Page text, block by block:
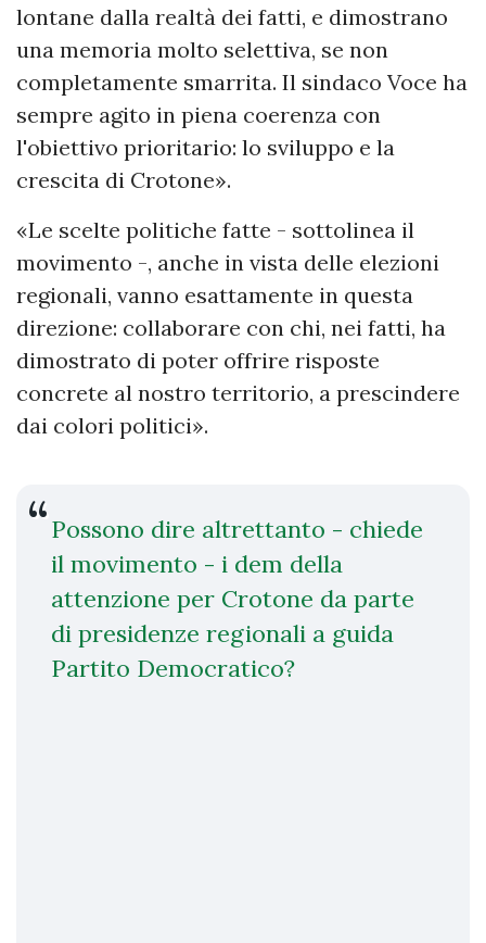
lontane dalla realtà dei fatti, e dimostrano
una memoria molto selettiva, se non
completamente smarrita. Il sindaco Voce ha
sempre agito in piena coerenza con
l'obiettivo prioritario: lo sviluppo e la
crescita di Crotone».
«Le scelte politiche fatte - sottolinea il
movimento -, anche in vista delle elezioni
regionali, vanno esattamente in questa
direzione: collaborare con chi, nei fatti, ha
dimostrato di poter offrire risposte
concrete al nostro territorio, a prescindere
dai colori politici».
Possono dire altrettanto - chiede
il movimento - i dem della
attenzione per Crotone da parte
di presidenze regionali a guida
Partito Democratico?